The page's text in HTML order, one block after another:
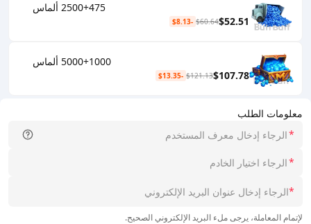
معلومات الطلب
*
*
*
لإتمام المعاملة، يرجى ملء البريد الإلكتروني الصحيح.
2500+475 ألماس
$52.51
$60.64
-$8.13
5000+1000 ألماس
$107.78
$121.13
-$13.35